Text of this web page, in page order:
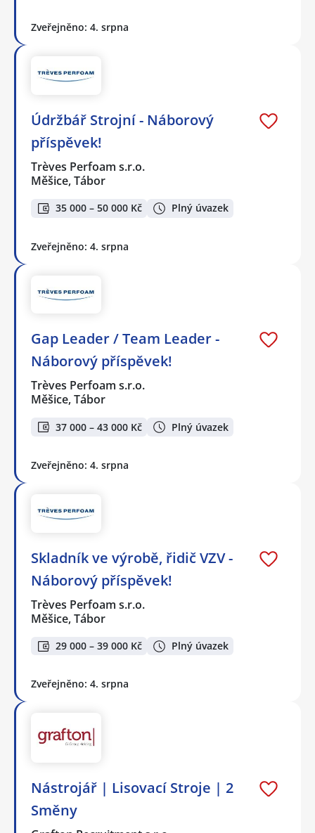
Zveřejněno: 4. srpna
Údržbář Strojní - Náborový
příspěvek!
Trèves Perfoam s.r.o.
Měšice, Tábor
35 000 – 50 000 Kč Plný úvazek
Zveřejněno: 4. srpna
Gap Leader / Team Leader -
Náborový příspěvek!
Trèves Perfoam s.r.o.
Měšice, Tábor
37 000 – 43 000 Kč Plný úvazek
Zveřejněno: 4. srpna
Skladník ve výrobě, řidič VZV -
Náborový příspěvek!
Trèves Perfoam s.r.o.
Měšice, Tábor
29 000 – 39 000 Kč Plný úvazek
Zveřejněno: 4. srpna
Nástrojář | Lisovací Stroje | 2
Směny